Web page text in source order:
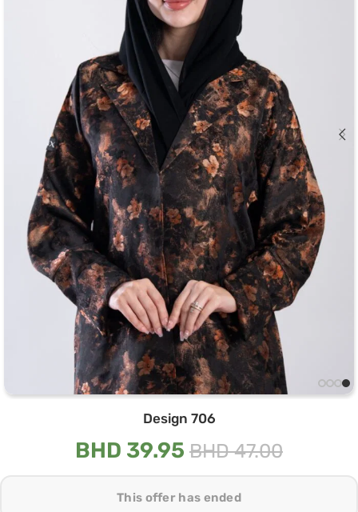
Design 706
BHD47.00
BHD 39.95
This offer has ended